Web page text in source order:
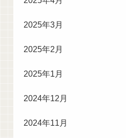
2025年3月
2025年2月
2025年1月
2024年12月
2024年11月